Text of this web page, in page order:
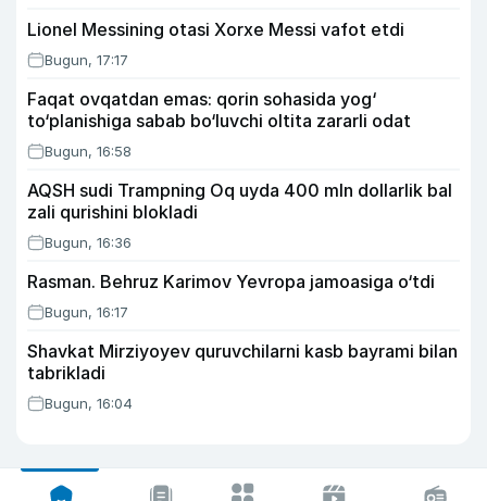
Lionel Messining otasi Xorxe Messi vafot etdi
Bugun, 17:17
Faqat ovqatdan emas: qorin sohasida yog‘
to‘planishiga sabab bo‘luvchi oltita zararli odat
Bugun, 16:58
AQSH sudi Trampning Oq uyda 400 mln dollarlik bal
zali qurishini blokladi
Bugun, 16:36
Rasman. Behruz Karimov Yevropa jamoasiga o‘tdi
Bugun, 16:17
Shavkat Mirziyoyev quruvchilarni kasb bayrami bilan
tabrikladi
Bugun, 16:04